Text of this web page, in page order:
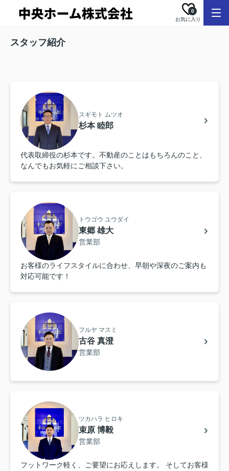
お気に入り
0
スタッフ紹介
スギモト ムツオ
杉本 睦郎
代表取締役の杉本です。不動産のことはもちろんのこと、
なんでもお気軽にご相談下さい。
トウゴウ ユウダイ
東郷 雄大
営業部
お客様のライフスタイルに合わせ、早朝や深夜のご案内も
対応可能です！
フルヤ マスミ
古谷 真澄
営業部
ツカハラ ヒロキ
束原 博毅
営業部
フットワーク軽く、ご要望にお応えします。 そしてお客様